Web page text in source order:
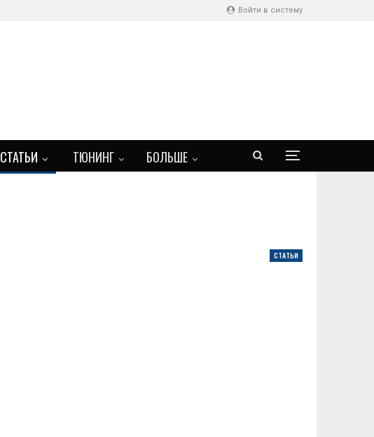
Войти в систему
СТАТЬИ ТЮНИНГ БОЛЬШЕ
СТАТЬИ